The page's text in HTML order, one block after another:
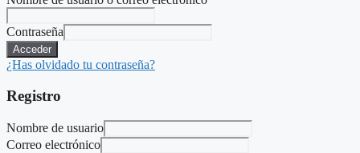
Contraseña
Acceder
¿Has olvidado tu contraseña?
Registro
Nombre de usuario
Correo electrónico